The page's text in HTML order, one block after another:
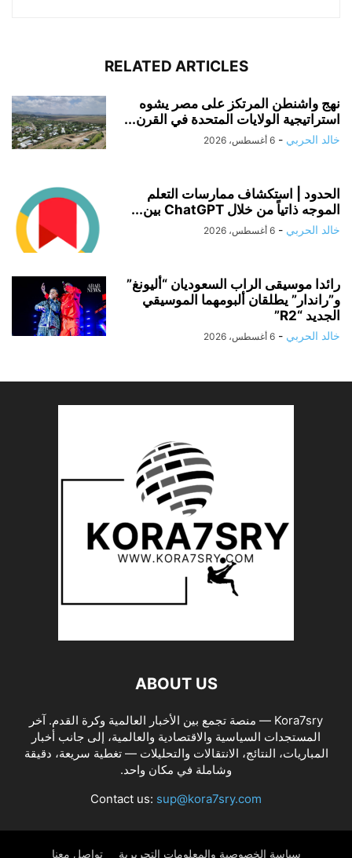
RELATED ARTICLES
نهج واشنطن المرتكز على مصر يشوه
استراتيجية الولايات المتحدة في القرن...
خالد الحربي - 6 أغسطس، 2026
الحدود | استكشاف ممارسات التعلم
الموجه ذاتياً من خلال ChatGPT بين...
خالد الحربي - 6 أغسطس، 2026
رائدا موسيقى الراب السعوديان “أليونغ”
و”راندار” يطلقان ألبومهما الموسيقي
الجديد “R2”
خالد الحربي - 6 أغسطس، 2026
ABOUT US
Kora7sry — منصة تجمع بين الأخبار العالمية وكرة القدم. آخر
المستجدات السياسية والاقتصادية والعالمية، إلى جانب أخبار
المباريات، النتائج، الانتقالات والتحليلات — تغطية سريعة، دقيقة
وشاملة في مكان واحد.
Contact us: sup@kora7sry.com
سياسة الخصوصية والمعلومات التحريرية تواصل معنا